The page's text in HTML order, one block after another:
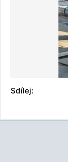
Sdílej: